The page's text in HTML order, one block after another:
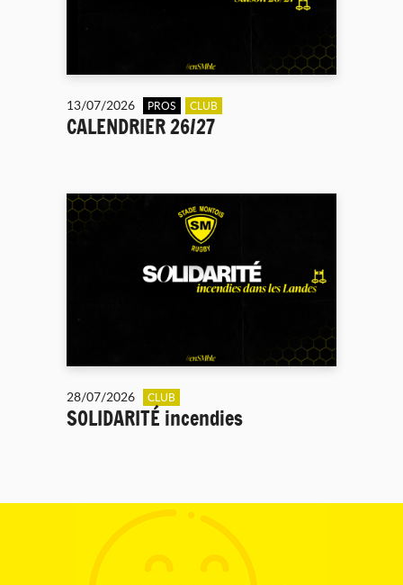
13/07/2026 PROS CLUB
CALENDRIER 26/27
28/07/2026 CLUB
SOLIDARITÉ incendies